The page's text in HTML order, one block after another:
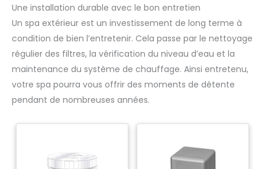
elle est également idéale pour les voyages en route, le
les voyages, etc. Facile à monter : utilisez la baignoire
robuste et ne prend que trois minutes pour l'installation.
(Nous vous recommandons d'utiliser environ 45 degrés
d'eau). Ne pas utiliser d'eau chaude à plus de 60 °C (140
degrés Fahrenheit), sinon la couche en PVC peut être
Une installation durable avec le bon entretien
Un spa extérieur est un investissement de long terme à
condition de bien l’entretenir. Cela passe par le nettoyage
régulier des filtres, la vérification du niveau d’eau et la
maintenance du système de chauffage. Ainsi entretenu,
votre spa pourra vous offrir des moments de détente
pendant de nombreuses années.